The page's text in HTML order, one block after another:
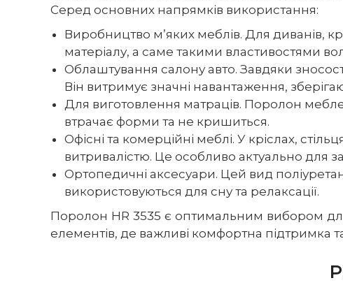
Серед основних напрямків використання:
Виробництво м’яких меблів. Для диванів,
матеріалу, а саме такими властивостями
Облаштування салону авто. Завдяки
Він витримує значні навантаження,
Для виготовлення матраців. Поролон
втрачає форми та не кришиться.
Офісні та комерційні меблі. У кріслах,
витривалістю. Це особливо актуально для
Ортопедичні аксесуари. Цей вид
використовуються для сну та релаксації.
Поролон HR 3535 є оптимальним вибором
елементів, де важливі комфортна підтримка